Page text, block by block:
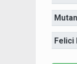
Felici